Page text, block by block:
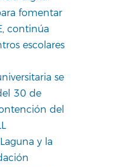
fomentar
continúa
escolares
se
30 de
del
y la